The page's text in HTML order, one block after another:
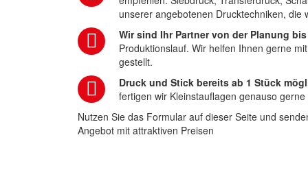
unserer angebotenen Drucktechniken,
Wir sind Ihr Partner von der Planung
Produktionslauf. Wir helfen Ihnen gerne
gestellt.
Druck und Stick bereits ab 1 Stück
fertigen wir Kleinstauflagen genauso
Nutzen Sie das Formular auf dieser Seite und
Angebot mit attraktiven Preisen